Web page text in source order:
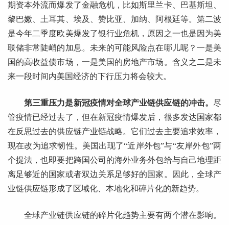
期资本外流而爆发了金融危机，比如斯里兰卡、巴基斯坦、
黎巴嫩、土耳其、埃及、赞比亚、加纳、阿根廷等。第二波
是今年二季度欧美爆发了银行业危机，原因之一也是因为美
联储非常陡峭的加息。未来的可能风险点在哪儿呢？一是美
国的高收益债市场，一是美国的房地产市场。含义之二是未
来一段时间内美国经济的下行压力将会较大。
第三重压力是新冠疫情对全球产业链供应链的冲击。 尽
管疫情已经过去了，但在新冠疫情爆发后，很多发达国家都
在反思过去的供应链产业链战略。它们过去主要追求效率，
现在改为追求韧性。美国出现了“近岸外包”与“友岸外包”两
个提法，也即要把跨国公司的海外业务外包给与自己地理距
离足够近的国家或者双边关系足够好的国家。因此，全球产
业链供应链形成了区域化、本地化和碎片化的新趋势。
全球产业链供应链的碎片化趋势主要有两个潜在影响。